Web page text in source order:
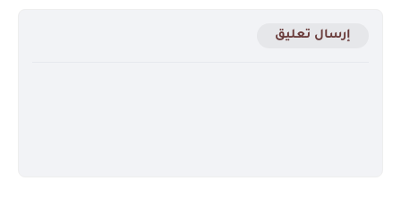
إرسال تعليق